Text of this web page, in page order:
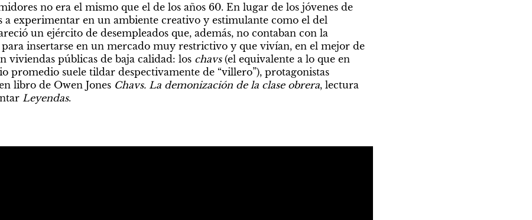
no era el mismo que el de los años 60. En lugar de los jóvenes de
a experimentar en un ambiente creativo y estimulante como el del
un ejército de desempleados que, además, no contaban con la
para insertarse en un mercado muy restrictivo y que vivían, en el mejor de
viviendas públicas de baja calidad: los chavs (el equivalente a lo que en
promedio suele tildar despectivamente de “villero”), protagonistas
libro de Owen Jones Chavs. La demonización de la clase obrera, lectura
Leyendas.